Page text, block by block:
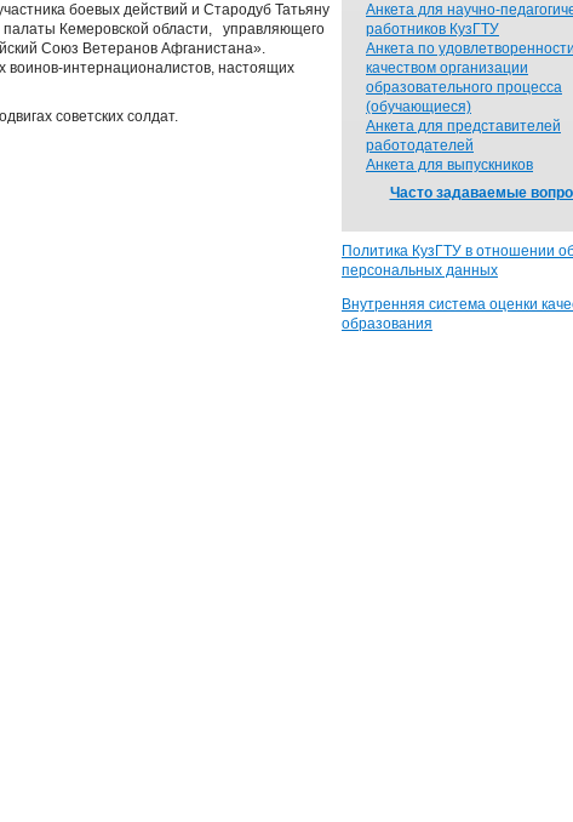
боевых действий и Стародуб Татьяну
палаты Кемеровской области, управляющего
Союз Ветеранов Афганистана».
воинов-интернационалистов, настоящих
советских солдат.
Анкета для научно-
работников КузГТУ
Анкета по
качеством организации
образовательного процесса
(обучающиеся)
Анкета для представителей
работодателей
Анкета для выпускников
Часто задаваемые
Политика КузГТУ в отношении
персональных данных
Внутренняя система оценки
образования